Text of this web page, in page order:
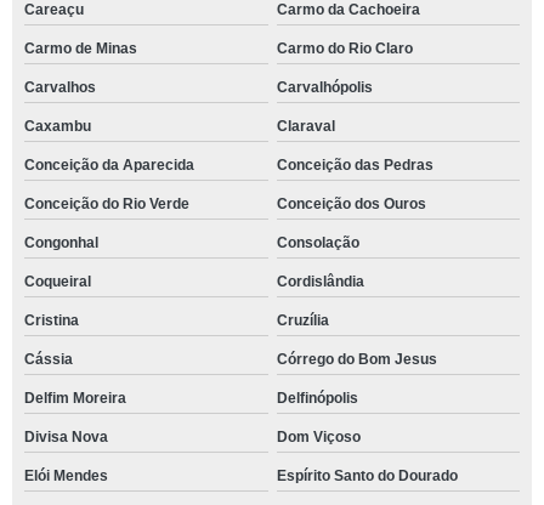
Careaçu Carmo da Cachoeira
Carmo de Minas Carmo do Rio Claro
Carvalhos Carvalhópolis
Caxambu Claraval
Conceição da Aparecida Conceição das Pedras
Conceição do Rio Verde Conceição dos Ouros
Congonhal Consolação
Coqueiral Cordislândia
Cristina Cruzília
Cássia Córrego do Bom Jesus
Delfim Moreira Delfinópolis
Divisa Nova Dom Viçoso
Elói Mendes Espírito Santo do Dourado